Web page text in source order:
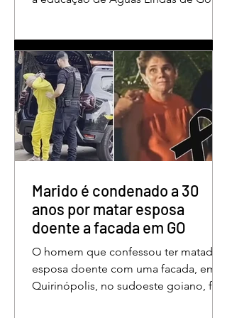
para promover conhecimento,
reflexão, troca de experiências e
valorização daqueles que exercem um
papel fundamental na formação das
futuras gerações. Durante o evento, o
secretário municipal de Educação,
Denildson Oliveira, destacou que o
aos educadores muito mais do que
Marido é condenado a 30
anos por matar esposa
doente a facada em GO
O homem que confessou ter matado a
esposa doente com uma facada, em
Quirinópolis, no sudoeste goiano, foi